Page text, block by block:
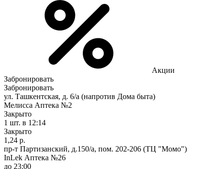
Акции
Забронировать
Забронировать
ул. Ташкентская, д. 6/а (напротив Дома быта)
Мелисса Аптека №2
Закрыто
1 шт. в 12:14
Закрыто
1,24 р.
пр-т Партизанский, д.150/а, пом. 202-206 (ТЦ "Момо")
InLek Аптека №26
до 23:00